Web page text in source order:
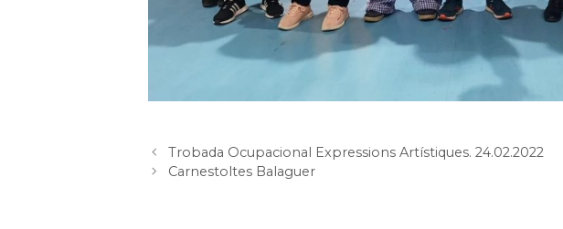
Trobada Ocupacional Expressions Artístiques. 24.02.2022
Carnestoltes Balaguer